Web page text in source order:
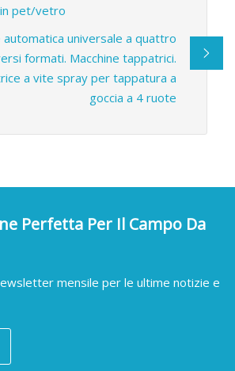
pet/vetro
automatica universale a quattro
formati. Macchine tappatrici.
a vite spray per tappatura a
goccia a 4 ruote
Perfetta Per Il Campo Da
mensile per le ultime notizie e